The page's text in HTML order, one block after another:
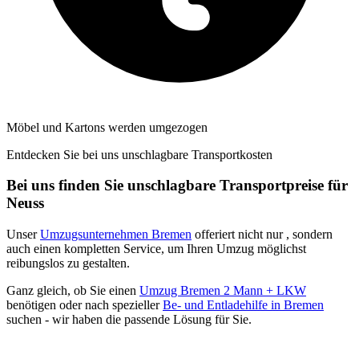
Möbel und Kartons werden umgezogen
Entdecken Sie bei uns unschlagbare Transportkosten
Bei uns finden Sie unschlagbare Transportpreise für
Neuss
UnserUmzugsunternehmen Bremen offeriert nicht nur , sondern
auch einen kompletten Service, um Ihren Umzug möglichst
reibungslos zu gestalten.
Ganz gleich, ob Sie einen Umzug Bremen 2 Mann + LKW
benötigen oder nach speziellerBe- und Entladehilfe in Bremen
suchen - wir haben die passende Lösung für Sie.